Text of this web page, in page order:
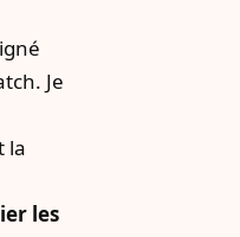
Je
la
les